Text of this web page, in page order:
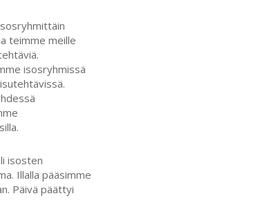
teimme meille
isosryhmissä
isosten
Illalla pääsimme
Päivä päättyi